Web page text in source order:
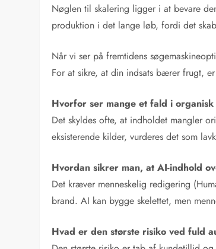
Nøglen til skalering ligger i at bevare
produktion i det lange løb, fordi det
Når vi ser på fremtidens
For at sikre, at din indsats bærer frugt,
Hvorfor ser mange et fald i
Det skyldes ofte, at indholdet mangler
eksisterende kilder, vurderes det som
Hvordan sikrer man, at AI-indhold
Det kræver menneskelig redigering
brand. AI kan bygge skelettet, men
Hvad er den største risiko ved fuld